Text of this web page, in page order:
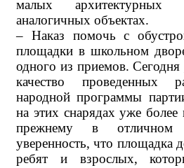
малых
аналогичных объектах.
– Наказ помочь с
площадки в школьном
одного из приемов.
качество проведенных
народной программы
на этих снарядах уже
прежнему в отличном
уверенность, что площадка
ребят и взрослых,